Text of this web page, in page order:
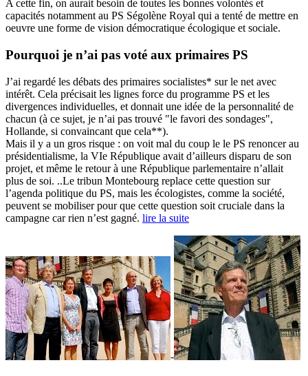
A cette fin, on aurait besoin de toutes les bonnes volontés et
capacités notamment au PS Ségolène Royal qui a tenté de mettre en
oeuvre une forme de vision démocratique écologique et sociale.
Pourquoi je n’ai pas voté aux primaires PS
J’ai regardé les débats des primaires socialistes* sur le net avec
intérêt. Cela précisait les lignes force du programme PS et les
divergences individuelles, et donnait une idée de la personnalité de
chacun (à ce sujet, je n’ai pas trouvé "le favori des sondages",
Hollande, si convaincant que cela**).
Mais il y a un gros risque : on voit mal du coup le le PS renoncer au
présidentialisme, la VIe République avait d’ailleurs disparu de son
projet, et même le retour à une République parlementaire n’allait
plus de soi. ..Le tribun Montebourg replace cette question sur
l’agenda politique du PS, mais les écologistes, comme la société,
peuvent se mobiliser pour que cette question soit cruciale dans la
campagne car rien n’est gagné. lire la suite
-